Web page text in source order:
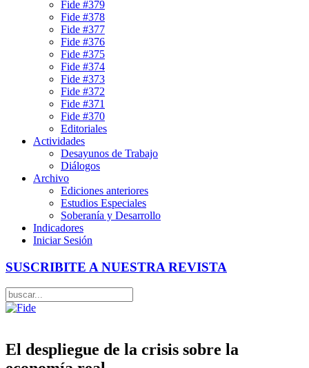
Fide #379
Fide #378
Fide #377
Fide #376
Fide #375
Fide #374
Fide #373
Fide #372
Fide #371
Fide #370
Editoriales
Actividades
Desayunos de Trabajo
Diálogos
Archivo
Ediciones anteriores
Estudios Especiales
Soberanía y Desarrollo
Indicadores
Iniciar Sesión
SUSCRIBITE A NUESTRA REVISTA
El despliegue de la crisis sobre la